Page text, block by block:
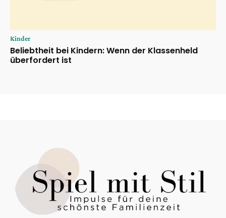
Kinder
Beliebtheit bei Kindern: Wenn der Klassenheld
überfordert ist